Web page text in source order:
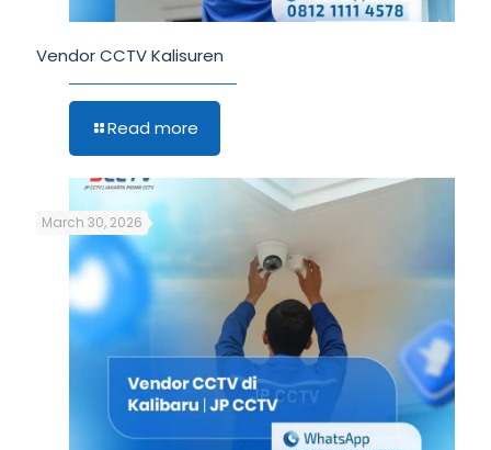
Vendor CCTV Kalisuren
Read more
March 30, 2026